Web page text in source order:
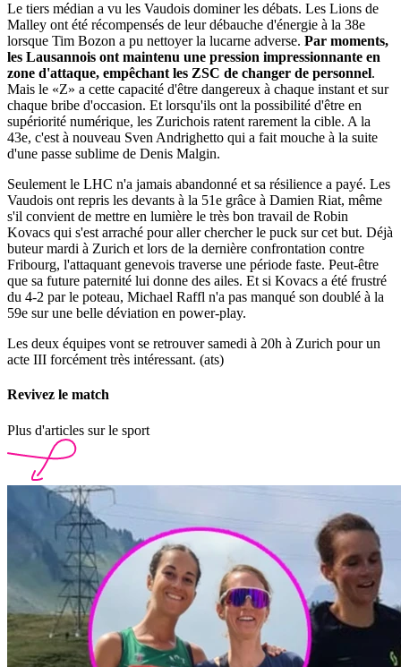
Le tiers médian a vu les Vaudois dominer les débats. Les Lions de
Malley ont été récompensés de leur débauche d'énergie à la 38e
lorsque Tim Bozon a pu nettoyer la lucarne adverse. Par moments,
les Lausannois ont maintenu une pression impressionnante en
zone d'attaque, empêchant les ZSC de changer de personnel.
Mais le «Z» a cette capacité d'être dangereux à chaque instant et sur
chaque bribe d'occasion. Et lorsqu'ils ont la possibilité d'être en
supériorité numérique, les Zurichois ratent rarement la cible. A la
43e, c'est à nouveau Sven Andrighetto qui a fait mouche à la suite
d'une passe sublime de Denis Malgin.
Seulement le LHC n'a jamais abandonné et sa résilience a payé. Les
Vaudois ont repris les devants à la 51e grâce à Damien Riat, même
s'il convient de mettre en lumière le très bon travail de Robin
Kovacs qui s'est arraché pour aller chercher le puck sur cet but. Déjà
buteur mardi à Zurich et lors de la dernière confrontation contre
Fribourg, l'attaquant genevois traverse une période faste. Peut-être
que sa future paternité lui donne des ailes. Et si Kovacs a été frustré
du 4-2 par le poteau, Michael Raffl n'a pas manqué son doublé à la
59e sur une belle déviation en power-play.
Les deux équipes vont se retrouver samedi à 20h à Zurich pour un
acte III forcément très intéressant. (ats)
Revivez le match
Plus d'articles sur le sport